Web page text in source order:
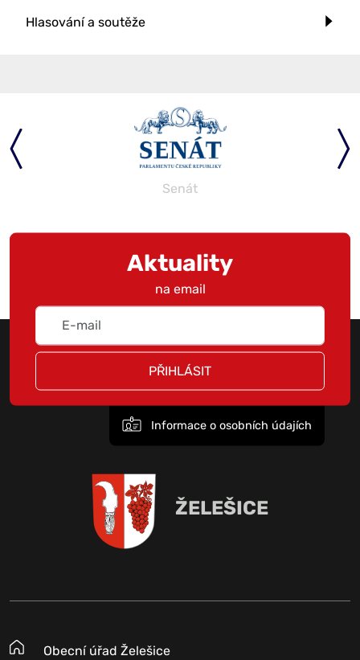
Hlasování a soutěže
Senát
Aktuality
na email
PŘIHLÁSIT
Informace o osobních údajích
ŽELEŠICE
Obecní úřad Želešice